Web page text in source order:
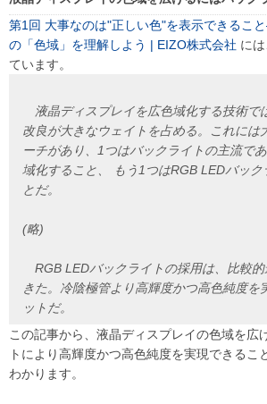
第1回 大事なのは"正しい色"を表示できるこ
の「色域」を理解しよう | EIZO株式会社 に
ています。
液晶ディスプレイを広色域化する技術で
改良が大きなウェイトを占める。これには
ーチがあり、1つはバックライトの主流で
域化すること、 もう1つはRGB LEDバック
とだ。
(略)
RGB LEDバックライトの採用は、比較
きた。冷陰極管より高輝度かつ高色純度を
ットだ。
この記事から、液晶ディスプレイの色域を広
トにより高輝度かつ高色純度を実現できるこ
わかります。